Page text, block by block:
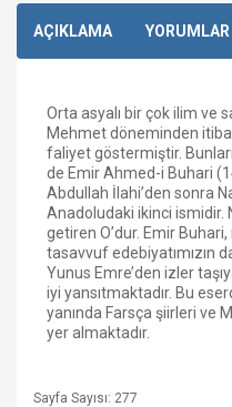
AÇIKLAMA YORUMLAR
Orta asyalı bir çok ilim ve
Mehmet döneminden
faliyet göstermiştir.
de Emir Ahmed-i Buhari
Abdullah İlahi’den sonra
Anadoludaki ikinci ismidir.
getiren O’dur. Emir
tasavvuf edebiyatımızın
Yunus Emre’den izler
iyi yansıtmaktadır. Bu
yanında Farsça şiirleri ve
yer almaktadır.
Sayfa Sayısı: 277